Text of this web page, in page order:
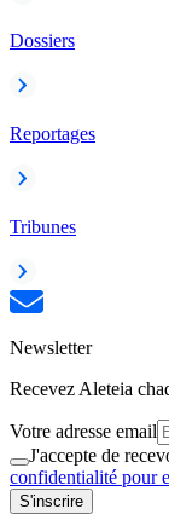
Dossiers
Reportages
Tribunes
Newsletter
Recevez Aleteia
Votre adresse email
J'accepte de
confidentialité pour
S'inscrire